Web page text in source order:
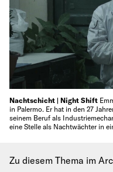
Nachtschicht | Night Shift
in Palermo. Er hat in den 27
seinem Beruf als
eine Stelle als Nachtwächter in
Zu diesem Thema im